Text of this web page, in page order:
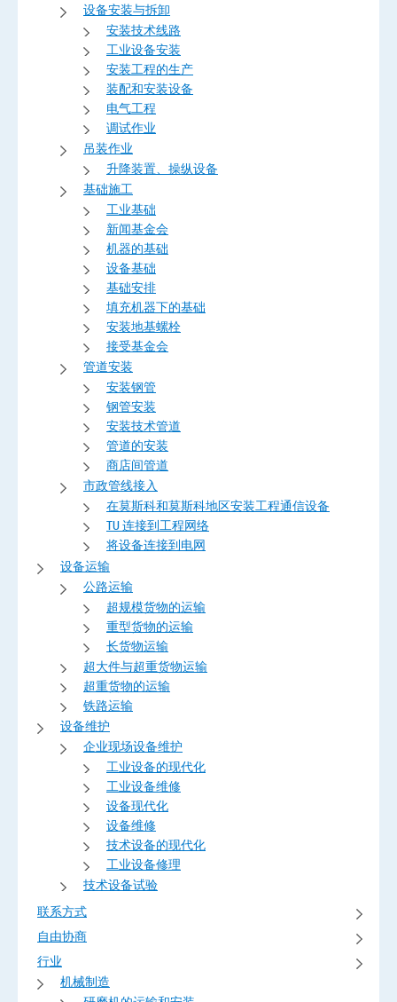
设备安装与拆卸
安装技术线路
工业设备安装
安装工程的生产
装配和安装设备
电气工程
调试作业
吊装作业
升降装置、操纵设备
基础施工
工业基础
新闻基金会
机器的基础
设备基础
基础安排
填充机器下的基础
安装地基螺栓
接受基金会
管道安装
安装钢管
钢管安装
安装技术管道
管道的安装
商店间管道
市政管线接入
在莫斯科和莫斯科地区安装工程通信设备
TU 连接到工程网络
将设备连接到电网
设备运输
公路运输
超规模货物的运输
重型货物的运输
长货物运输
超大件与超重货物运输
超重货物的运输
铁路运输
设备维护
企业现场设备维护
工业设备的现代化
工业设备维修
设备现代化
设备维修
技术设备的现代化
工业设备修理
技术设备试验
联系方式
自由协商
行业
机械制造